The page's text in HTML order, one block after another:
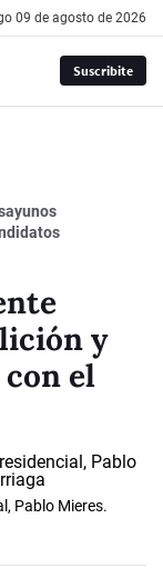
09 de agosto de 2026
Suscribite
y
el
Pablo Mieres.